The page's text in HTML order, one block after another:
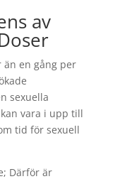
av
än en gång per
sexuella
vara i upp till
tid för sexuell
Därför är